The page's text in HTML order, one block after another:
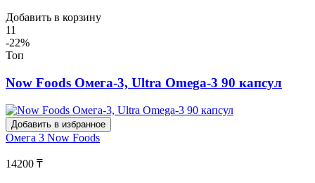
Добавить в корзину
11
-22%
Топ
Now Foods Омега-3, Ultra Omega-3 90 капсул
Добавить в избранное
Омега 3 Now Foods
14200 ₸